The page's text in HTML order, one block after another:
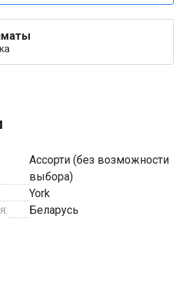
Ассорти (без возможности
выбора)
York
Беларусь